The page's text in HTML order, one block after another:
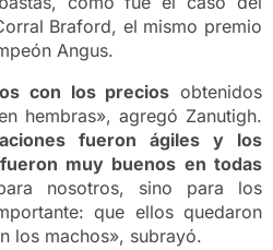
Braford, el mismo premio
Angus.
con los precios obtenidos
hembras», agregó Zanutigh.
fueron ágiles y los
muy buenos en todas
nosotros, sino para los
que ellos quedaron
los machos», subrayó.